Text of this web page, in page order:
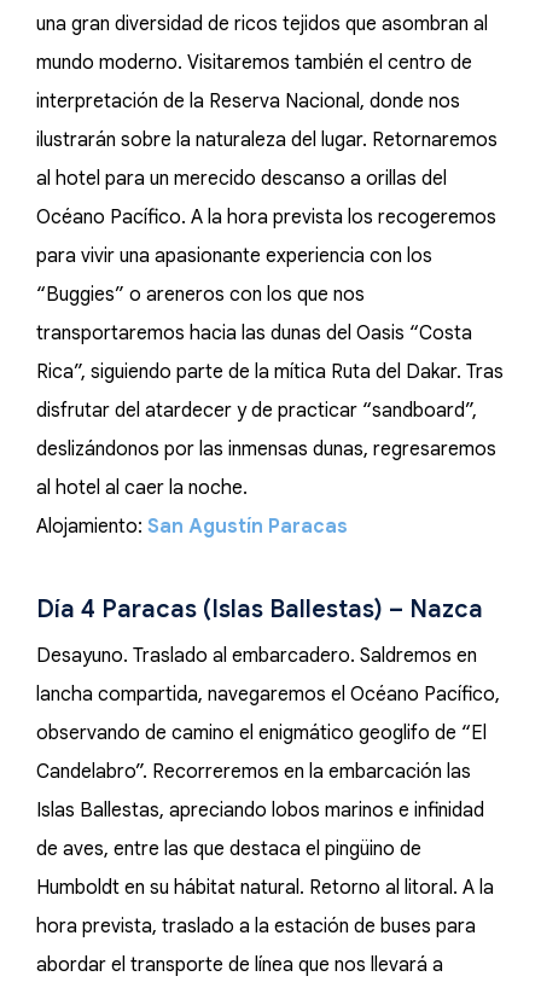
una gran diversidad de ricos tejidos que asombran al
mundo moderno. Visitaremos también el centro de
interpretación de la Reserva Nacional, donde nos
ilustrarán sobre la naturaleza del lugar. Retornaremos
al hotel para un merecido descanso a orillas del
Océano Pacífico. A la hora prevista los recogeremos
para vivir una apasionante experiencia con los
“Buggies” o areneros con los que nos
transportaremos hacia las dunas del Oasis “Costa
Rica”, siguiendo parte de la mítica Ruta del Dakar. Tras
disfrutar del atardecer y de practicar “sandboard”,
deslizándonos por las inmensas dunas, regresaremos
al hotel al caer la noche.
Alojamiento: San Agustín Paracas
Día 4 Paracas (Islas Ballestas) – Nazca
Desayuno. Traslado al embarcadero. Saldremos en
lancha compartida, navegaremos el Océano Pacífico,
observando de camino el enigmático geoglifo de “El
Candelabro”. Recorreremos en la embarcación las
Islas Ballestas, apreciando lobos marinos e infinidad
de aves, entre las que destaca el pingüino de
Humboldt en su hábitat natural. Retorno al litoral. A la
hora prevista, traslado a la estación de buses para
abordar el transporte de línea que nos llevará a